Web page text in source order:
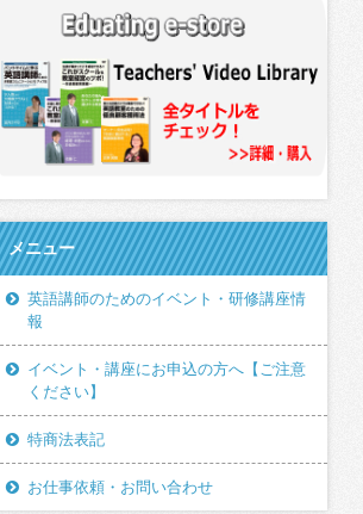
メニュー
英語講師のためのイベント・研修講座情
報
イベント・講座にお申込の方へ【ご注意
ください】
特商法表記
お仕事依頼・お問い合わせ